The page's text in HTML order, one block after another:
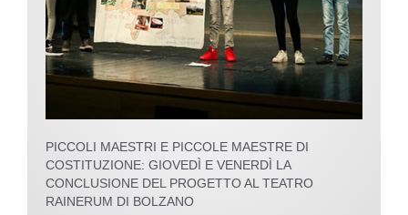
PICCOLI MAESTRI E PICCOLE MAESTRE DI
COSTITUZIONE: GIOVEDÌ E VENERDÌ LA
CONCLUSIONE DEL PROGETTO AL TEATRO
RAINERUM DI BOLZANO